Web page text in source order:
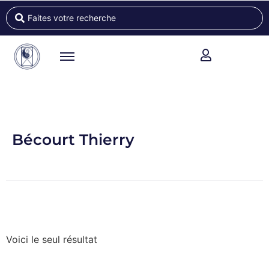
Bécourt Thierry
Voici le seul résultat